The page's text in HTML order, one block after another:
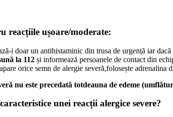
reacțiile ușoare/moderate:
i doar un antihistaminic din trusa de urgență iar
la 112 și informează persoanele de contact din
orice semn de alergie severă,folosește
nu este precedată totdeauna de edeme
unei reacții alergice severe?